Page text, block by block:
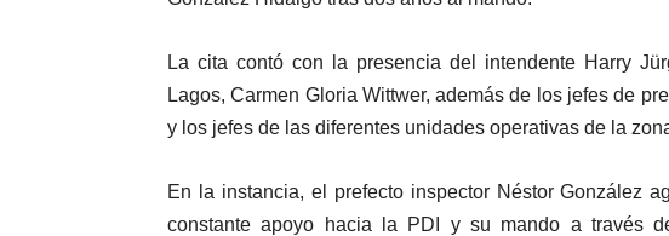
La cita contó con la presencia del intendente Harry
Lagos, Carmen Gloria Wittwer, además de los jefes de
y los jefes de las diferentes unidades operativas de la
En la instancia, el prefecto inspector Néstor González
constante apoyo hacia la PDI y su mando a través